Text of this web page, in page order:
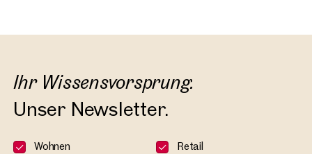
Ihr Wissensvorsprung.
Unser Newsletter.
Wohnen Retail